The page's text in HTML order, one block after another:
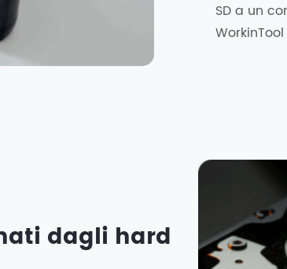
SD a un
WorkinTool
dagli hard